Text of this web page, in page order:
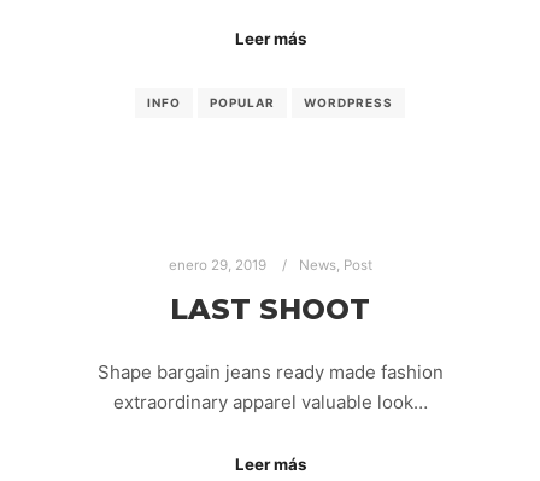
Leer más
INFO POPULAR WORDPRESS
enero 29, 2019 News, Post
LAST SHOOT
Shape bargain jeans ready made fashion
extraordinary apparel valuable look…
Leer más